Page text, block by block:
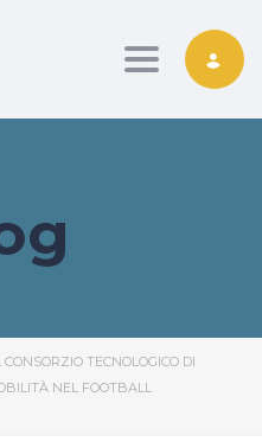
Toggle
CONSORZIO TECNOLOGICO DI
NEL FOOTBALL